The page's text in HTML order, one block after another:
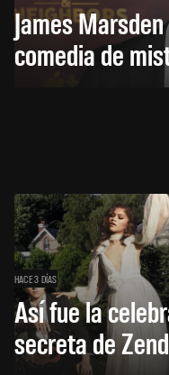
James
comedia de
HACE 3 DÍAS
Así fue la
secreta de